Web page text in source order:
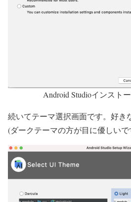
Android Studioインスト
続いてテーマ選択画面です。好き
(ダークテーマの方が目に優しいで